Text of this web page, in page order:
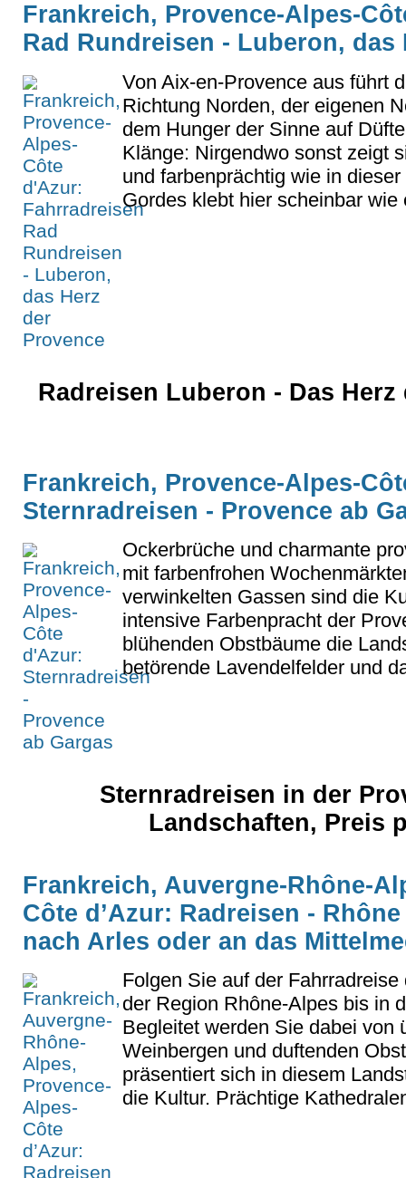
Frankreich, Provence-Alpes-
Rad Rundreisen - Luberon, das
Von Aix-en-Provence aus führt
Richtung Norden, der eigenen
dem Hunger der Sinne auf
Klänge: Nirgendwo sonst zeigt
und farbenprächtig wie in
Gordes klebt hier scheinbar wie
Radreisen Luberon - Das
Frankreich, Provence-Alpes-
Sternradreisen - Provence ab
Ockerbrüche und charmante
mit farbenfrohen
verwinkelten Gassen sind die
intensive Farbenpracht der
blühenden Obstbäume die
betörende Lavendelfelder und
Sternradreisen in der
Landschaften, Preis
Frankreich, Auvergne-Rhône-
Côte d’Azur: Radreisen -
nach Arles oder an das
Folgen Sie auf der
der Region Rhône-Alpes bis in
Begleitet werden Sie dabei von
Weinbergen und duftenden
präsentiert sich in diesem
die Kultur. Prächtige